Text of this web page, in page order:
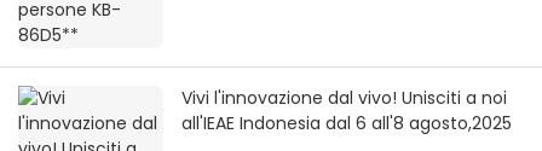
Vivi l'innovazione dal vivo! Unisciti a noi
all'IEAE Indonesia dal 6 all'8 agosto,2025